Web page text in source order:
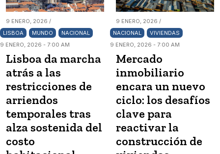
9 ENERO, 2026 /
LISBOA
MUNDO
NACIONAL
9 ENERO, 2026 - 7:00 AM
Lisboa da marcha
atrás a las
restricciones de
arriendos
temporales tras
alza sostenida del
costo
9 ENERO, 2026 /
NACIONAL
VIVIENDAS
9 ENERO, 2026 - 7:00 AM
Mercado
inmobiliario
encara un nuevo
ciclo: los desafíos
clave para
reactivar la
construcción de